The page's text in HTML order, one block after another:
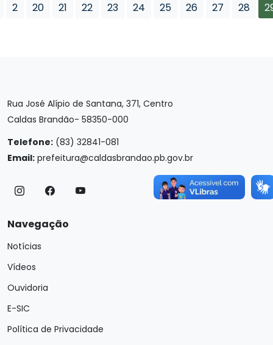
2 20 21 22 23 24 25 26 27 28
Rua José Alípio de Santana, 371, Centro
Caldas Brandão- 58350-000
Telefone: (83) 32841-081
Email: prefeitura@caldasbrandao.pb.gov.br
Navegação
Notícias
Vídeos
Ouvidoria
E-SIC
Política de Privacidade